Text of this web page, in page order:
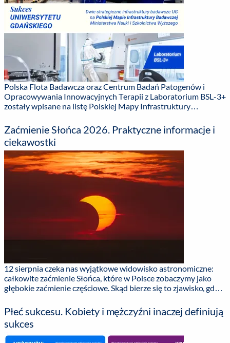
Polska Flota Badawcza oraz Centrum Badań Patogenów i
Opracowywania Innowacyjnych Terapii z Laboratorium BSL-3+
zostały wpisane na listę Polskiej Mapy Infrastruktury
naukowego naszej uczelni oraz jakości badań prowadzonych
przez naszych naukowców – mówi Rektor Uniwersytetu
Gdańskiego prof. ...
Zaćmienie Słońca 2026. Praktyczne informacje i
ciekawostki
12 sierpnia czeka nas wyjątkowe widowisko astronomiczne:
całkowite zaćmienie Słońca, które w Polsce zobaczymy jako
głębokie zaćmienie częściowe. Skąd bierze się to zjawisko, gdzie
wzroku? Wyjaśniają członkowie Astronomicznego Koła
Naukowego Politechniki Gdańskiej. ...
Płeć sukcesu. Kobiety i mężczyźni inaczej definiują
sukces